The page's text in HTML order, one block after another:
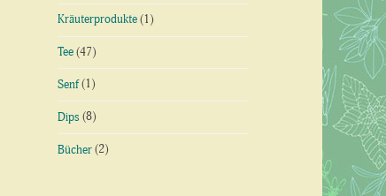
Kräuterprodukte (1)
Tee (47)
Senf(1)
Dips (8)
Bücher (2)